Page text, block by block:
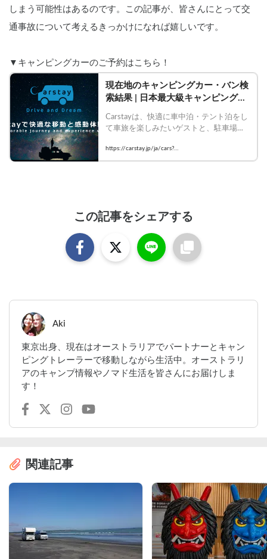
しまう可能性はあるのです。この記事が、皆さんにとって交
通事故について考えるきっかけになれば嬉しいです。
▼キャンピングカーのご予約はこちら！
現在地のキャンピングカー・バン検
索結果 | 日本最大級キャンピングカ
Carstayは、快適に車中泊・テント泊をし
て車旅を楽しみたいゲストと、駐車場・
ェアリングサービスです。
https://carstay.jp/ja/cars?
area=current_location&mode=map
この記事をシェアする
Aki
東京出身、現在はオーストラリアでパートナーとキャン
ピングトレーラーで移動しながら生活中。オーストラリ
アのキャンプ情報やノマド生活を皆さんにお届けしま
す！
関連記事